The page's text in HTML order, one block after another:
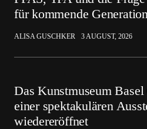
für kommende
ALISA GUSCHKER 3 AUGUST, 2026
Das Kunstmuseum
einer spektakulären
wiedereröffnet